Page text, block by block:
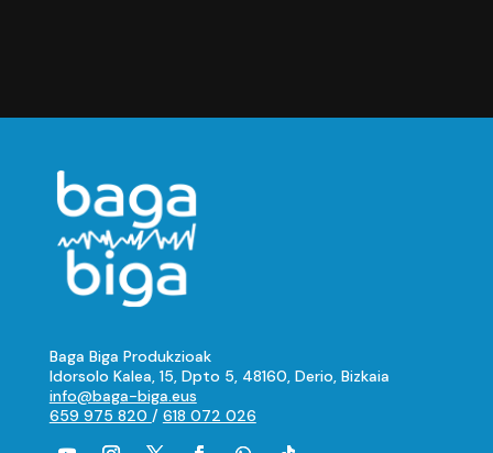
Baga Biga Produkzioak
Idorsolo Kalea, 15, Dpto 5, 48160, Derio, Bizkaia
info@baga-biga.eus
659 975 820 / 618 072 026